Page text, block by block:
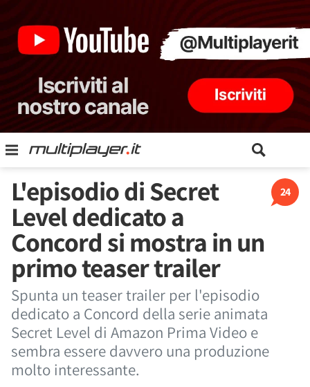
24
L'episodio di Secret
Level dedicato a
Concord si mostra in un
primo teaser trailer
Spunta un teaser trailer per l'episodio
dedicato a Concord della serie animata
Secret Level di Amazon Prima Video e
sembra essere davvero una produzione
molto interessante.